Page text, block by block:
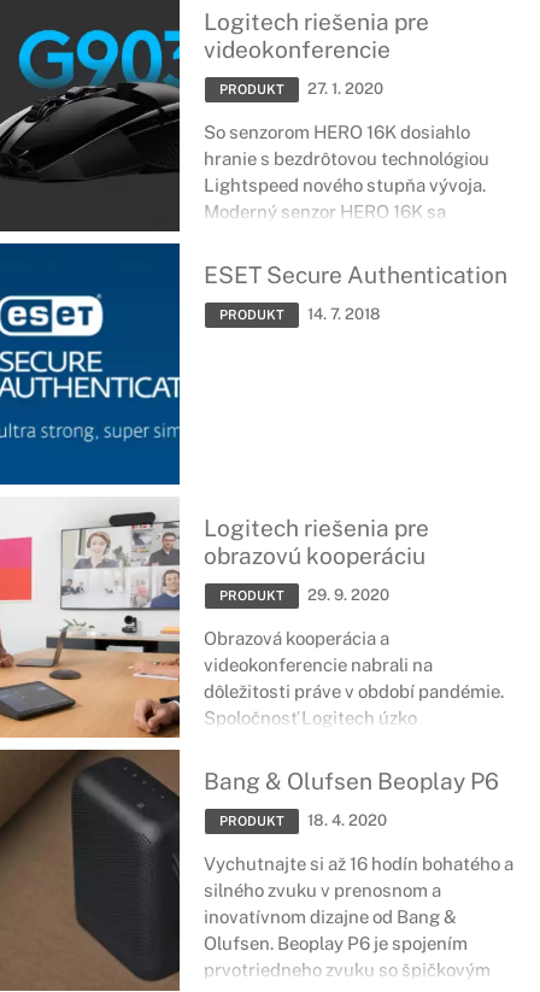
tlaku na zápästí a vylepšené polohe.
Logitech riešenia pre
videokonferencie
PRODUKT 27. 1. 2020
So senzorom HERO 16K dosiahlo
hranie s bezdrôtovou technológiou
Lightspeed nového stupňa vývoja.
Moderný senzor HERO 16K sa
výkonnosťou a najnižšou spotrebou
ESET Secure Authentication
PRODUKT 14. 7. 2018
Logitech riešenia pre
obrazovú kooperáciu
PRODUKT 29. 9. 2020
Obrazová kooperácia a
videokonferencie nabrali na
dôležitosti práve v období pandémie.
Spoločnosť Logitech úzko
poskytujúcimi softvér a hardvér na
vytváranie kompatibilných
videokonferenčných riešení, vďaka
vzájomne spolupracujúce riešenia,
ktoré sa ľahko používajú a ľahko
implementujú.
Bang & Olufsen Beoplay P6
PRODUKT 18. 4. 2020
Vychutnajte si až 16 hodín bohatého a
silného zvuku v prenosnom a
inovatívnom dizajne od Bang &
Olufsen. Beoplay P6 je spojením
prvotriedneho zvuku so špičkovým